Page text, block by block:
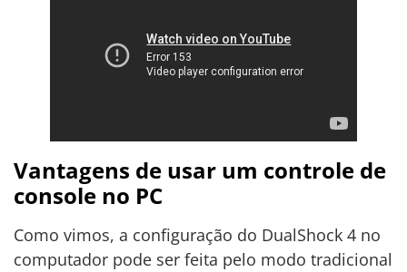
Vantagens de usar um controle de
console no PC
Como vimos, a configuração do DualShock 4 no
computador pode ser feita pelo modo tradicional